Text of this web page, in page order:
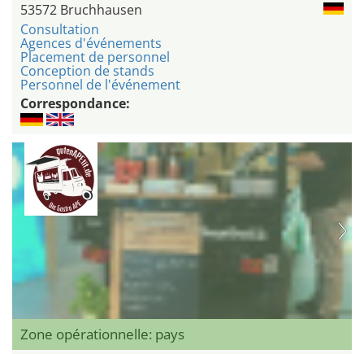
53572 Bruchhausen
Consultation
Agences d'événements
Placement de personnel
Conception de stands
Personnel de l'événement
Correspondance:
Zone opérationnelle: pays